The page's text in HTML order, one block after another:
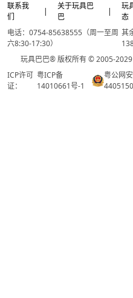
联系我
们
|
关于玩具巴
巴
|
玩
态
电话：0754-85638555（周一至周
六8:30-17:30）
其
玩具巴巴® 版权所有 © 2005-
ICP许可
证：
粤ICP备
14010661号-1
粤公网